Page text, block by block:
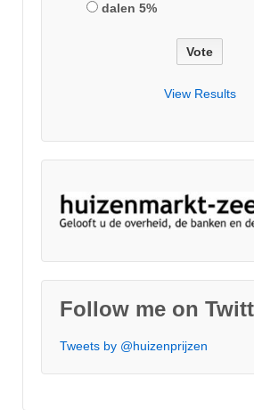
dalen 5%
View Results
Follow me on
Tweets by @huizenprijzen